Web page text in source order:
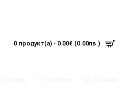
0 продукт(а) - 0.00€ (0.00лв.)